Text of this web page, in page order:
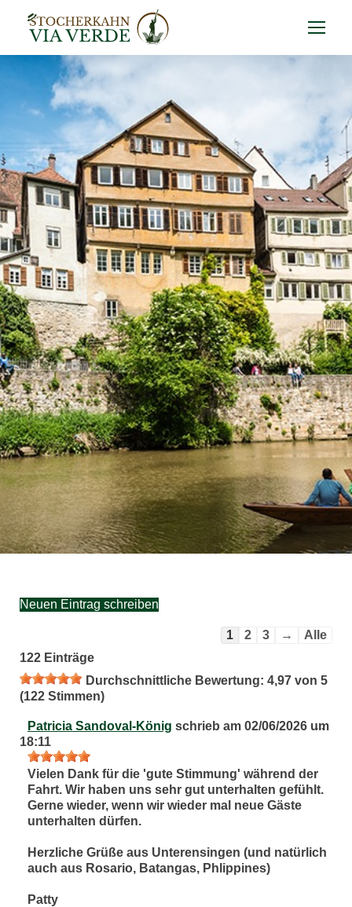
Navigation
1 2 3 →
Alle
122 Einträge
Durchschnittliche Bewertung: 4,97 von 5
(122 Stimmen)
Patricia Sandoval-König schrieb am 02/06/2026 um
18:11
Vielen Dank für die 'gute Stimmung' während der
Fahrt. Wir haben uns sehr gut unterhalten gefühlt.
Gerne wieder, wenn wir wieder mal neue Gäste
unterhalten dürfen.
Herzliche Grüße aus Unterensingen (und natürlich
auch aus Rosario, Batangas, Phlippines)
Patty
...